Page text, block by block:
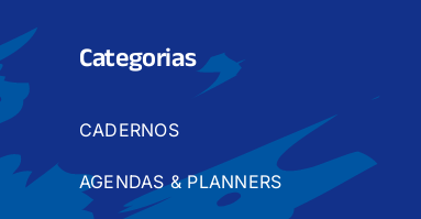
Categorias
CADERNOS
AGENDAS & PLANNERS